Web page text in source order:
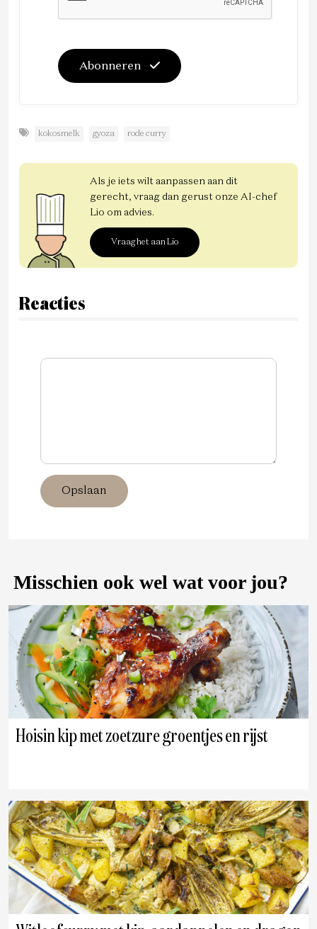
Abonneren
kokosmelk gyoza rode curry
Als je iets wilt aanpassen aan dit
gerecht, vraag dan gerust onze AI-chef
Lio om advies.
Vraag het aan Lio
Reacties
Opslaan
Misschien ook wel wat voor jou?
Hoisin kip met zoetzure groentjes en rijst